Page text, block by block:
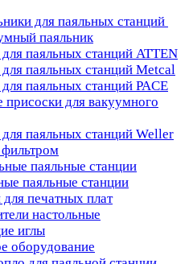
для паяльных станций
паяльник
паяльных станций ATTEN
паяльных станций Metcal
паяльных станций PACE
для вакуумного
паяльных станций Weller
паяльные станции
паяльные станции
печатных плат
настольные
иглы
оборудование